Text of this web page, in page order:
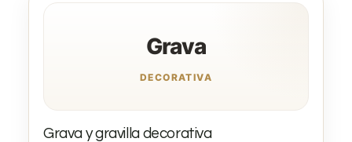
Grava
DECORATIVA
Grava y gravilla decorativa